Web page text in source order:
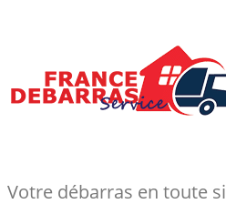
Votre débarras en toute